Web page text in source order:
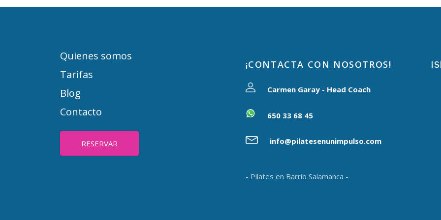
Quienes somos
Tarifas
Blog
Contacto
RESERVAR
¡CONTACTA CON NOSOTROS!
Carmen Garay - Head Coach
650 33 68 45
info@pilatesenunimpulso.com
- Pilates en Barrio Salamanca -